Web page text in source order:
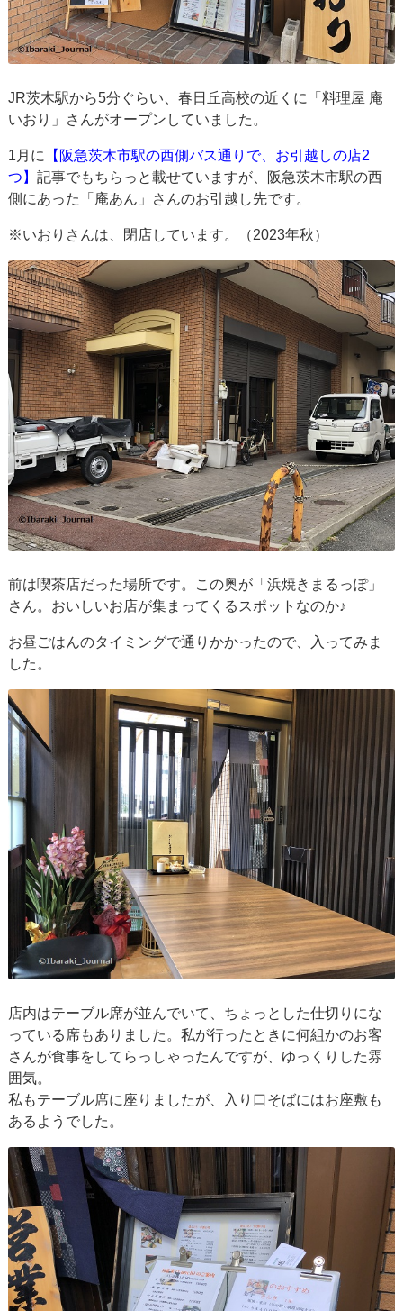
JR茨木駅から5分ぐらい、春日丘高校の近くに「料理屋 庵
いおり」さんがオープンしていました。
1月に
【阪急茨木市駅の西側バス通りで、お引越しの店2
つ】記事でもちらっと載せていますが、阪急茨木市駅の西
側にあった「庵あん」さんのお引越し先です。
※いおりさんは、閉店しています。（2023年秋）
前は喫茶店だった場所です。この奥が「浜焼きまるっぽ」
さん。おいしいお店が集まってくるスポットなのか♪
お昼ごはんのタイミングで通りかかったので、入ってみま
した。
店内はテーブル席が並んでいて、ちょっとした仕切りにな
っている席もありました。私が行ったときに何組かのお客
さんが食事をしてらっしゃったんですが、ゆっくりした雰
囲気。
私もテーブル席に座りましたが、入り口そばにはお座敷も
あるようでした。